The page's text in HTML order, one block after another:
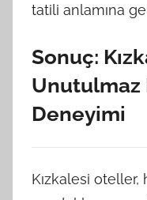
tatili anlamına
Sonuç:
Unutulmaz
Deneyimi
Kızkalesi